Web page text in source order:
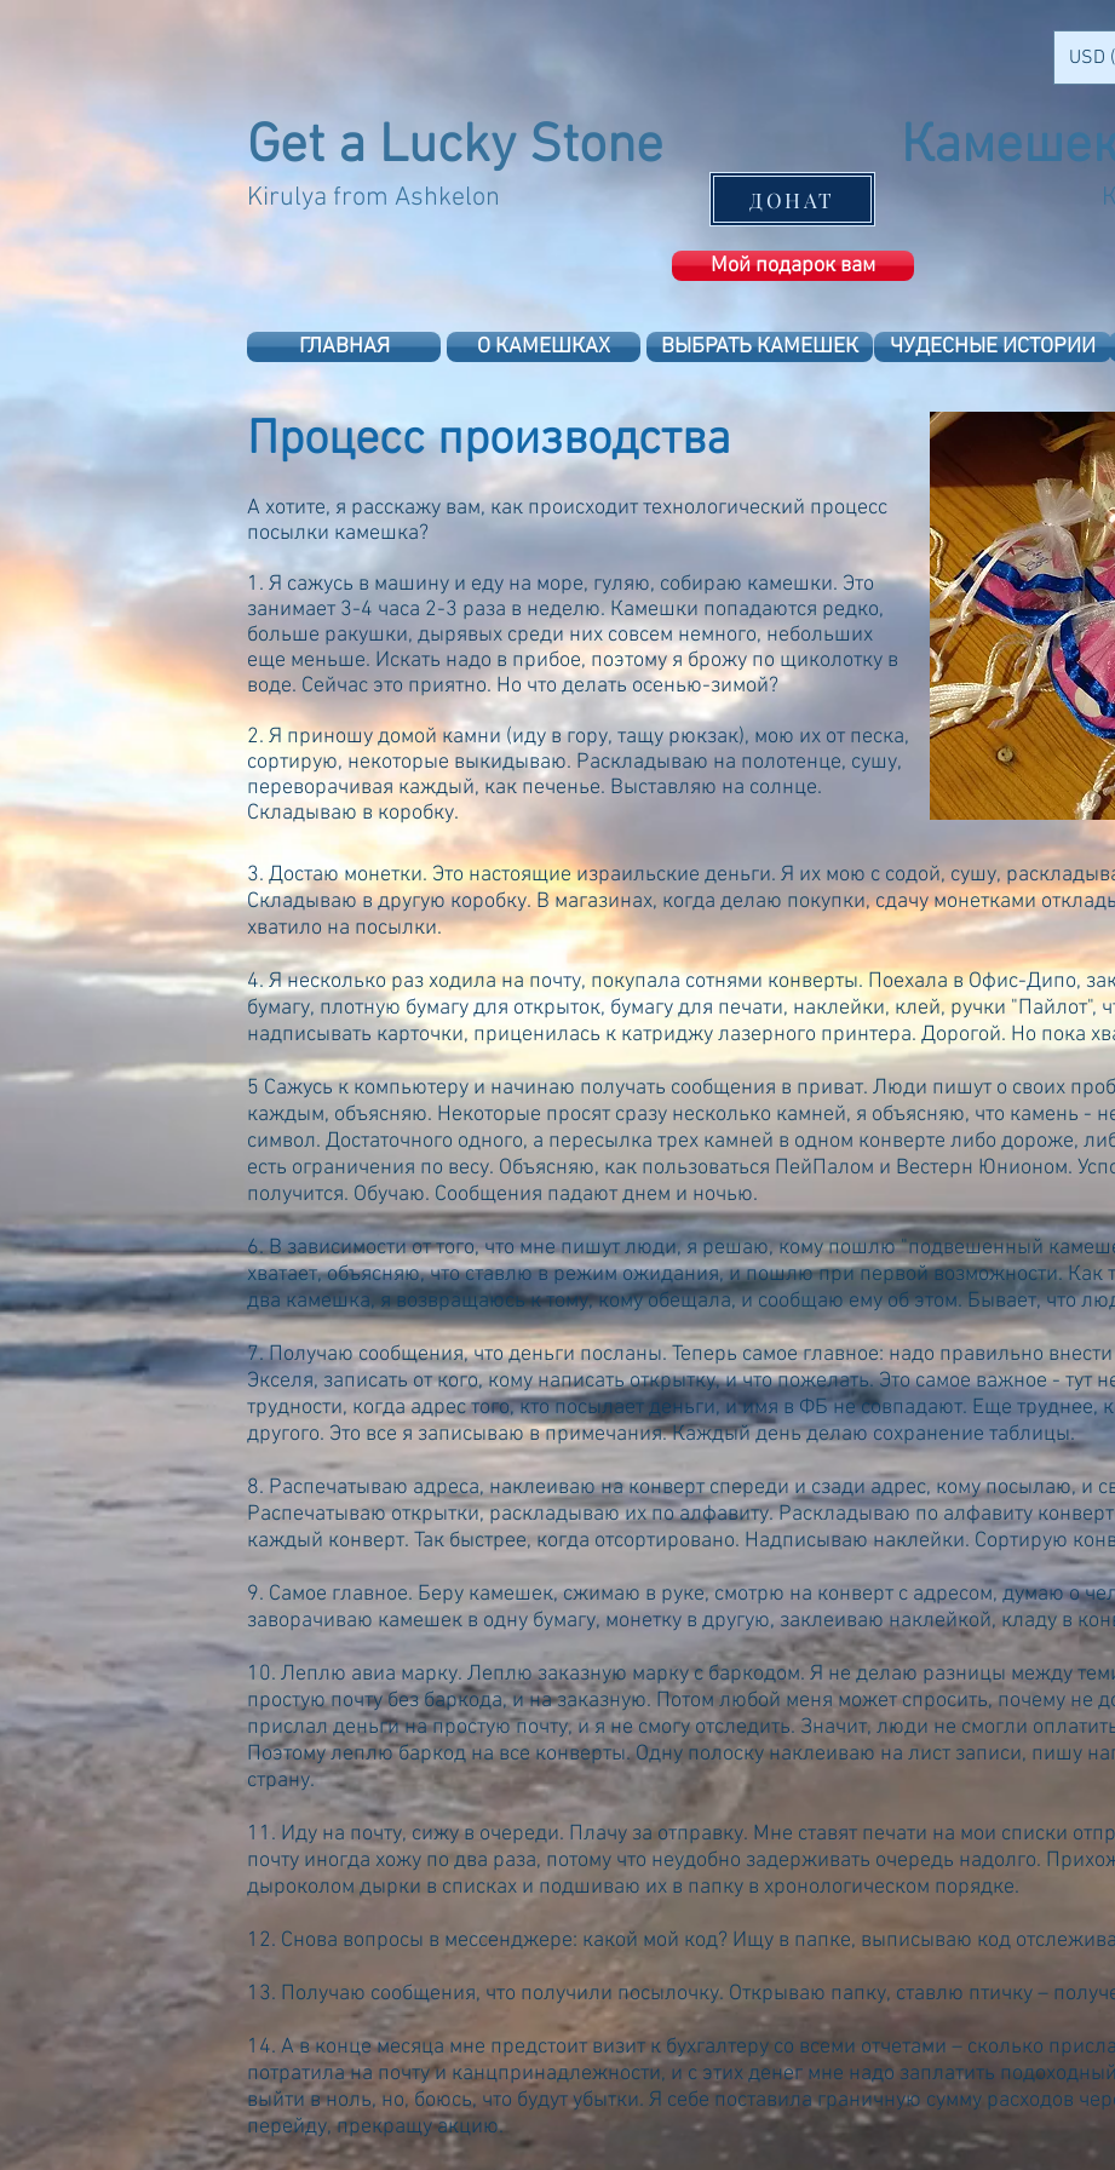
USD
Get a Lucky Stone
Kirulya from Ashkelon ДОНАТ
Мой подарок вам
ГЛАВНАЯ О КАМЕШКАХ ВЫБРАТЬ КАМЕШЕК ЧУДЕСНЫЕ ИСТОРИИ
Процесс производства
А хотите, я расскажу вам, как происходит технологический процесс
посылки камешка?
1. Я сажусь в машину и еду на море, гуляю, собираю камешки. Это
занимает 3-4 часа 2-3 раза в неделю. Камешки попадаются редко,
больше ракушки, дырявых среди них совсем немного, небольших
еще меньше. Искать надо в прибое, поэтому я брожу по щиколотку в
воде. Сейчас это приятно. Но что делать осенью-зимой?
2. Я приношу домой камни (иду в гору, тащу рюкзак), мою их от песка,
сортирую, некоторые выкидываю. Раскладываю на полотенце, сушу,
переворачивая каждый, как печенье. Выставляю на солнце.
Складываю в коробку.
3. Достаю монетки. Это настоящие израильские деньги. Я их мою с содой, сушу,
Складываю в другую коробку. В магазинах, когда делаю покупки, сдачу монетками
хватило на посылки.
4. Я несколько раз ходила на почту, покупала сотнями конверты. Поехала в Офис-Дипо,
бумагу, плотную бумагу для открыток, бумагу для печати, наклейки, клей, ручки "Пайлот",
надписывать карточки, приценилась к катриджу лазерного принтера. Дорогой. Но пока
5 Сажусь к компьютеру и начинаю получать сообщения в приват. Люди пишут о своих
каждым, объясняю. Некоторые просят сразу несколько камней, я объясняю, что камень -
символ. Достаточного одного, а пересылка трех камней в одном конверте либо дороже,
есть ограничения по весу. Объясняю, как пользоваться ПейПалом и Вестерн Юнионом.
получится. Обучаю. Сообщения падают днем и ночью.
6. В зависимости от того, что мне пишут люди, я решаю, кому пошлю "подвешенный
хватает, объясняю, что ставлю в режим ожидания, и пошлю при первой возможности. Как
два камешка, я возвращаюсь к тому, кому обещала, и сообщаю ему об этом. Бывает, что
7. Получаю сообщения, что деньги посланы. Теперь самое главное: надо правильно
Экселя, записать от кого, кому написать открытку, и что пожелать. Это самое важное - тут
трудности, когда адрес того, кто посылает деньги, и имя в ФБ не совпадают. Еще труднее,
другого. Это все я записываю в примечания. Каждый день делаю сохранение таблицы.
8. Распечатываю адреса, наклеиваю на конверт спереди и сзади адрес, кому посылаю, и
Распечатываю открытки, раскладываю их по алфавиту. Раскладываю по алфавиту
каждый конверт. Так быстрее, когда отсортировано. Надписываю наклейки. Сортирую
9. Самое главное. Беру камешек, сжимаю в руке, смотрю на конверт с адресом, думаю о
заворачиваю камешек в одну бумагу, монетку в другую, заклеиваю наклейкой, кладу в
10. Леплю авиа марку. Леплю заказную марку с баркодом. Я не делаю разницы между
простую почту без баркода, и на заказную. Потом любой меня может спросить, почему не
прислал деньги на простую почту, и я не смогу отследить. Значит, люди не смогли
Поэтому леплю баркод на все конверты. Одну полоску наклеиваю на лист записи, пишу
страну.
11. Иду на почту, сижу в очереди. Плачу за отправку. Мне ставят печати на мои списки
почту иногда хожу по два раза, потому что неудобно задерживать очередь надолго.
дыроколом дырки в списках и подшиваю их в папку в хронологическом порядке.
12. Снова вопросы в мессенджере: какой мой код? Ищу в папке, выписываю код
13. Получаю сообщения, что получили посылочку. Открываю папку, ставлю птичку –
14. А в конце месяца мне предстоит визит к бухгалтеру со всеми отчетами – сколько
потратила на почту и канцпринадлежности, и с этих денег мне надо заплатить
выйти в ноль, но, боюсь, что будут убытки. Я себе поставила граничную сумму расходов
перейду, прекращу акцию.